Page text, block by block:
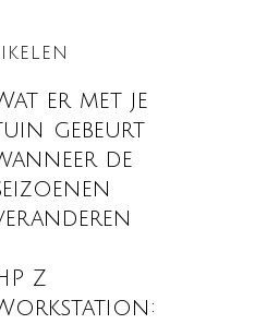
er met je
gebeurt
de
Z